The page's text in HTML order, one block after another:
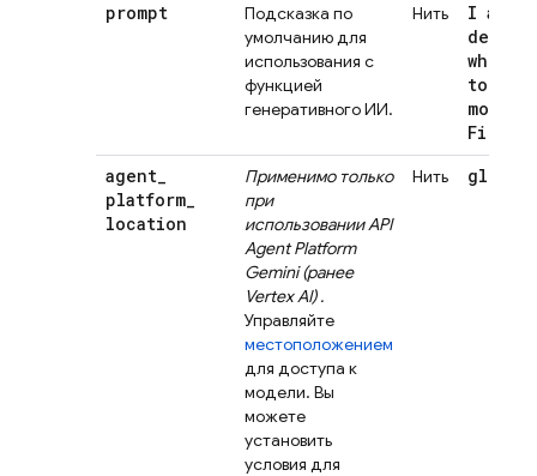
prompt
Подсказка по
умолчанию для
использования с
функцией
генеративного ИИ.
Нить
I am a
who
to know
more
agent_
platform_
location
Применимо только
при
использованииAPI
Agent Platform
Gemini (ранее
Vertex AI).
Управляйте
местоположением
для доступа к
модели. Вы
можете
установить
условия для
Нить global